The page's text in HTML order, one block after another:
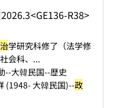
2026.3<GE136-R38>
学研究科修了（法学修
会科、...
--大韓民国--歴史
(1948- 大韓民国)--政